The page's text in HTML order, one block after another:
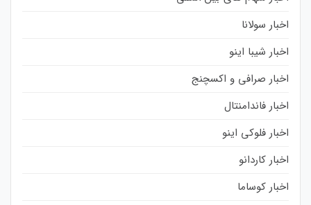
اخبار سولانا
اخبار شیبا اینو
اخبار صرافی و اکسچنج
اخبار فاندامنتال
اخبار فلوکی اینو
اخبار کاردانو
اخبار کوساما